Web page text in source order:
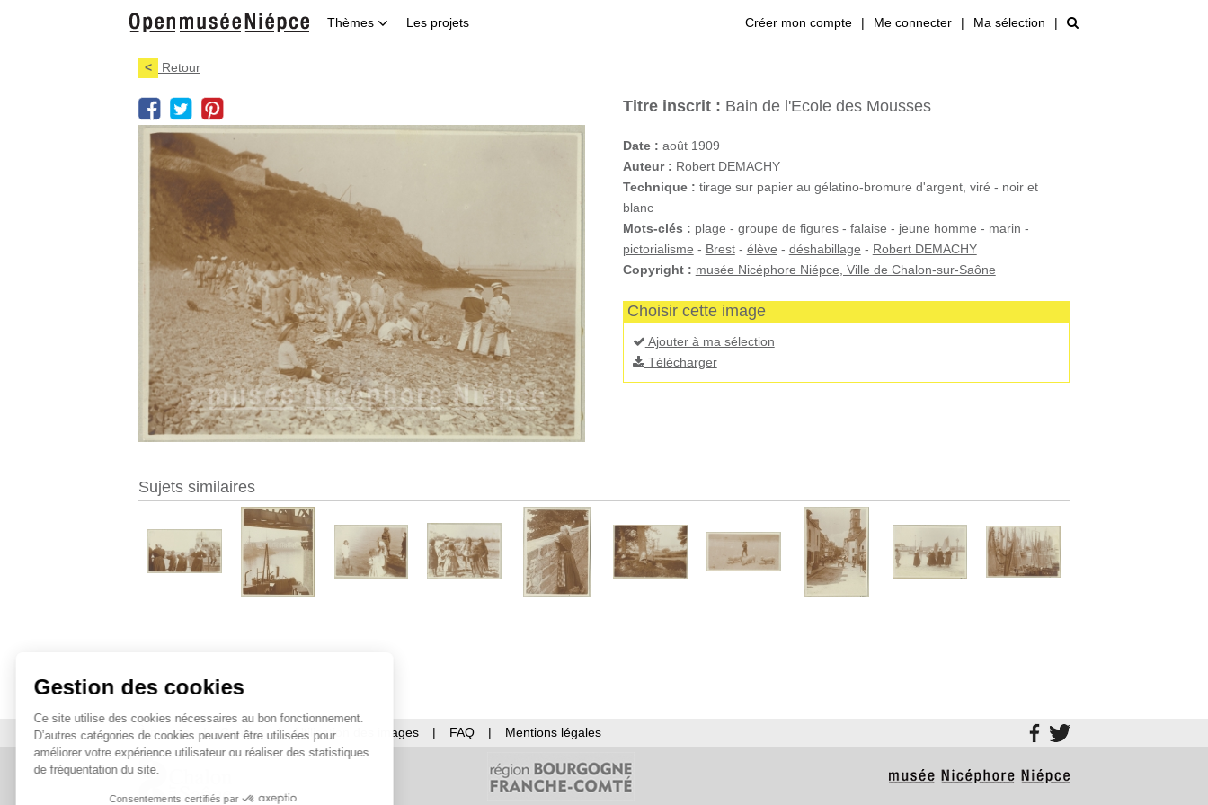
Thèmes Les projets Créer mon compte | Me connecter | Ma sélection |
< Retour
Titre inscrit : Bain de l'Ecole des Mousses
Date : août 1909
Auteur : Robert DEMACHY
Technique : tirage sur papier au gélatino-bromure d'argent, viré - noir et
blanc
Mots-clés : plage - groupe de figures- falaise - jeune homme - marin -
pictorialisme - Brest- élève - déshabillage - Robert DEMACHY
Copyright : musée Nicéphore Niépce, Ville de Chalon-sur-Saône
Choisir cette image
Ajouter à ma sélection
Télécharger
Sujets similaires
À propos | Contact | Utilisation des images | FAQ | Mentions légales
Gestion des cookies
Ce site utilise des cookies nécessaires au bon fonctionnement.
D’autres catégories de cookies peuvent être utilisées pour
améliorer votre expérience utilisateur ou réaliser des statistiques
de fréquentation du site.
Consentements certifiés par